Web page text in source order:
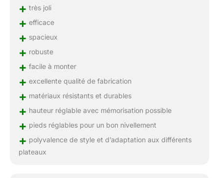
+ très joli
+ efficace
+ spacieux
+ robuste
+ facile à monter
+ excellente qualité de fabrication
+ matériaux résistants et durables
+ hauteur réglable avec mémorisation possible
+ pieds réglables pour un bon nivellement
+ polyvalence de style et d’adaptation aux différents
plateaux